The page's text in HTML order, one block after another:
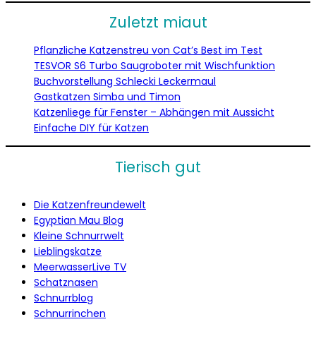
Zuletzt miaut
Pflanzliche Katzenstreu von Cat’s Best im Test
TESVOR S6 Turbo Saugroboter mit Wischfunktion
Buchvorstellung Schlecki Leckermaul
Gastkatzen Simba und Timon
Katzenliege für Fenster – Abhängen mit Aussicht
Einfache DIY für Katzen
Tierisch gut
Die Katzenfreundewelt
Egyptian Mau Blog
Kleine Schnurrwelt
Lieblingskatze
MeerwasserLive TV
Schatznasen
Schnurrblog
Schnurrinchen